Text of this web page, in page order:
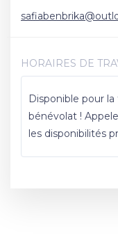
HORAIRES DE
Disponible pour
bénévolat !
les disponibilités